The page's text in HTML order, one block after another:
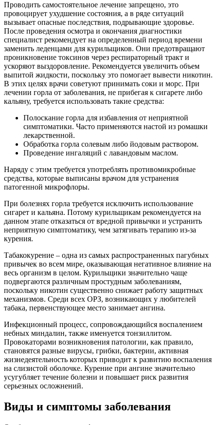
Проводить самостоятельное лечение запрещено, это
провоцирует ухудшение состояния, а в ряде ситуаций
вызывает опасные последствия, подрывающие здоровье.
После проведения осмотра и окончания диагностики
специалист рекомендует на определенный период времени
заменить леденцами для курильщиков. Они предотвращают
проникновение токсинов через респираторный тракт и
ускоряют выздоровление. Рекомендуется увеличить объем
выпитой жидкости, поскольку это помогает вывести никотин.
В этих целях врачи советуют принимать соки и морс. При
лечении горла от заболевания, не прибегая к сигарете либо
кальяну, требуется использовать такие средства:
Полоскание горла для избавления от неприятной
симптоматики. Часто применяются настой из ромашки
лекарственной.
Обработка горла солевым либо йодовым раствором.
Проведение ингаляций с лавандовым маслом.
Наряду с этим требуется употреблять противомикробные
средства, которые выписаны врачом для устранения
патогенной микрофлоры.
При болезнях горла требуется исключить использование
сигарет и кальяна. Потому курильщикам рекомендуется на
данном этапе отказаться от вредной привычки и устранить
неприятную симптоматику, чем затягивать терапию из-за
курения.
Табакокурение – одна из самых распространенных пагубных
привычек во всем мире, оказывающая негативное влияние на
весь организм в целом. Курильщики значительно чаще
подвергаются различным простудным заболеваниям,
поскольку никотин существенно снижает работу защитных
механизмов. Среди всех ОРЗ, возникающих у любителей
табака, первенствующее место занимает ангина.
Инфекционный процесс, сопровождающийся воспалением
небных миндалин, также именуется тонзиллитом.
Провокаторами возникновения патологии, как правило,
становятся разные вирусы, грибки, бактерии, активная
жизнедеятельность которых приводит к развитию воспаления
на слизистой оболочке. Курение при ангине значительно
усугубляет течение болезни и повышает риск развития
серьезных осложнений.
Виды и симптомы заболевания